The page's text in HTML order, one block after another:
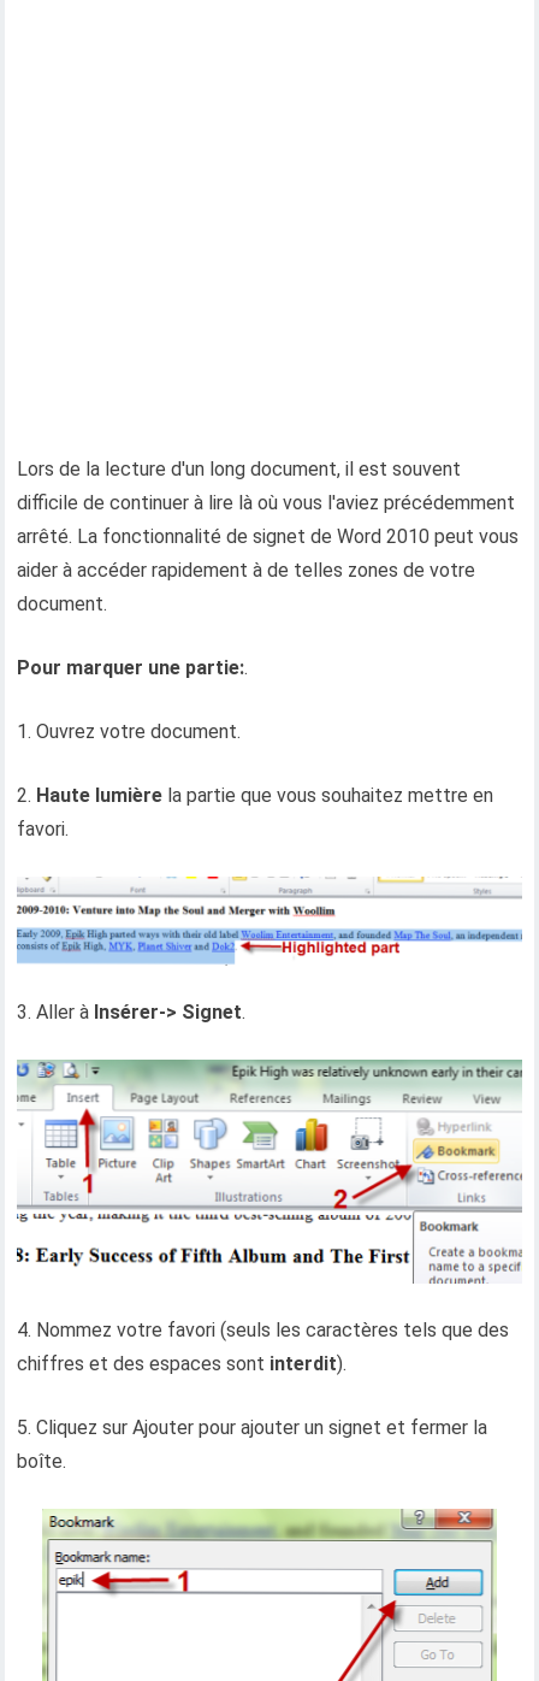
Lors de la lecture d'un long document, il est souvent
difficile de continuer à lire là où vous l'aviez précédemment
arrêté. La fonctionnalité de signet de Word 2010 peut vous
aider à accéder rapidement à de telles zones de votre
document.
Pour marquer une partie:.
1. Ouvrez votre document.
2. Haute lumière la partie que vous souhaitez mettre en
favori.
3. Aller à Insérer-> Signet.
4. Nommez votre favori (seuls les caractères tels que des
chiffres et des espaces sont interdit).
5. Cliquez sur Ajouter pour ajouter un signet et fermer la
boîte.